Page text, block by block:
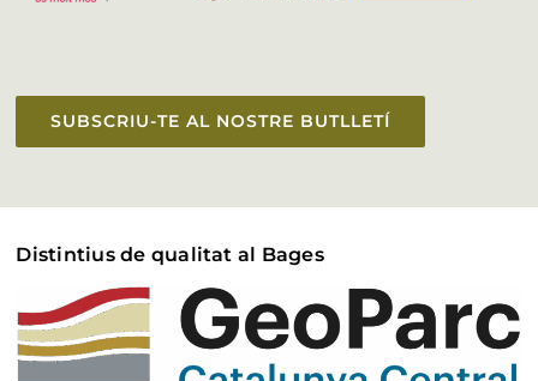
SUBSCRIU-TE AL NOSTRE BUTLLETÍ
Distintius de qualitat al Bages